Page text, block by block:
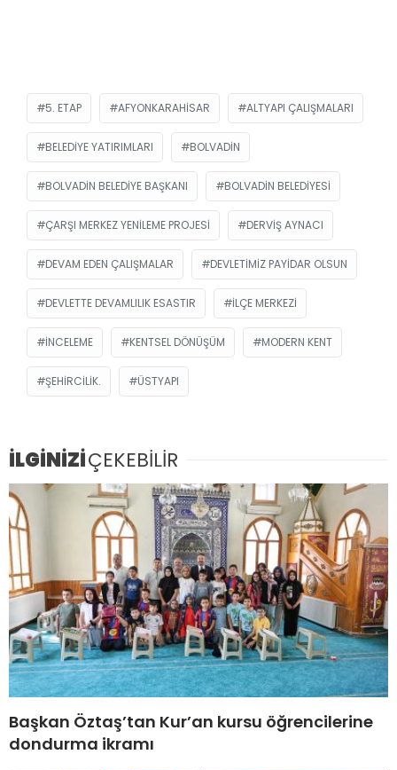
5. ETAP AFYONKARAHISAR ALTYAPI ÇALIŞMALARI
BELEDIYE YATIRIMLARI BOLVADIN
BOLVADIN BELEDIYE BAŞKANI BOLVADIN BELEDIYESI
ÇARŞI MERKEZ YENILEME PROJESI DERVIŞ AYNACI
DEVAM EDEN ÇALIŞMALAR DEVLETIMIZ PAYIDAR OLSUN
DEVLETTE DEVAMLILIK ESASTIR İLÇE MERKEZI
INCELEME KENTSEL DÖNÜŞÜM MODERN KENT
ŞEHIRCILIK. ÜSTYAPI
İLGİNİZİÇEKEBİLİR
Başkan Öztaş’tan Kur’an kursu öğrencilerine
dondurma ikramı